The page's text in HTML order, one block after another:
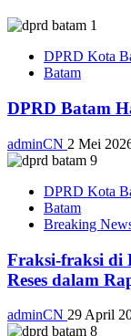
DPRD Kota
Batam
DPRD Batam
adminCN 2 Mei
DPRD Kota
Batam
Breaking
Fraksi-fraksi di
Reses dalam
adminCN 29 April